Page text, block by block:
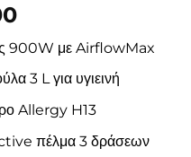
900W με AirflowMax
3 L για υγιεινή
Allergy H13
πέλμα 3 δράσεων